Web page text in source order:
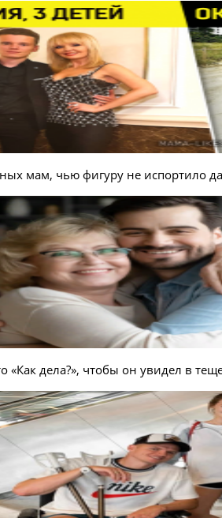
мам, чью фигуру не испортило
«Как дела?», чтобы он увидел в